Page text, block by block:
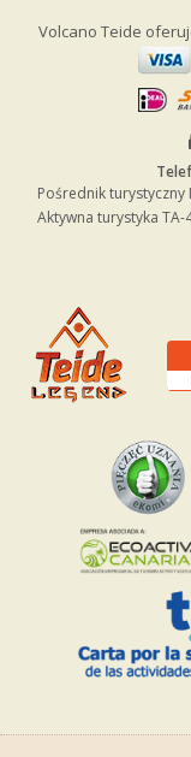
Volcano Teide
Pośrednik turystyczny
Aktywna turystyka TA-